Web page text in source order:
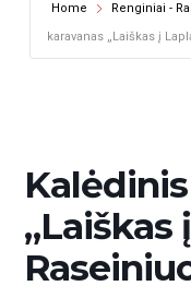
Home Renginiai -
karavanas „Laiškas į
„Laiškas